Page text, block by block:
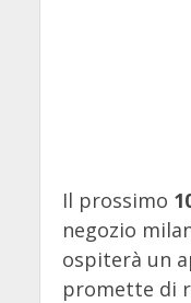
Il prossimo
negozio
ospiterà un
promette di